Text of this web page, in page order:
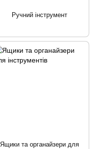
Ручний інструмент
Ящики та органайзери для